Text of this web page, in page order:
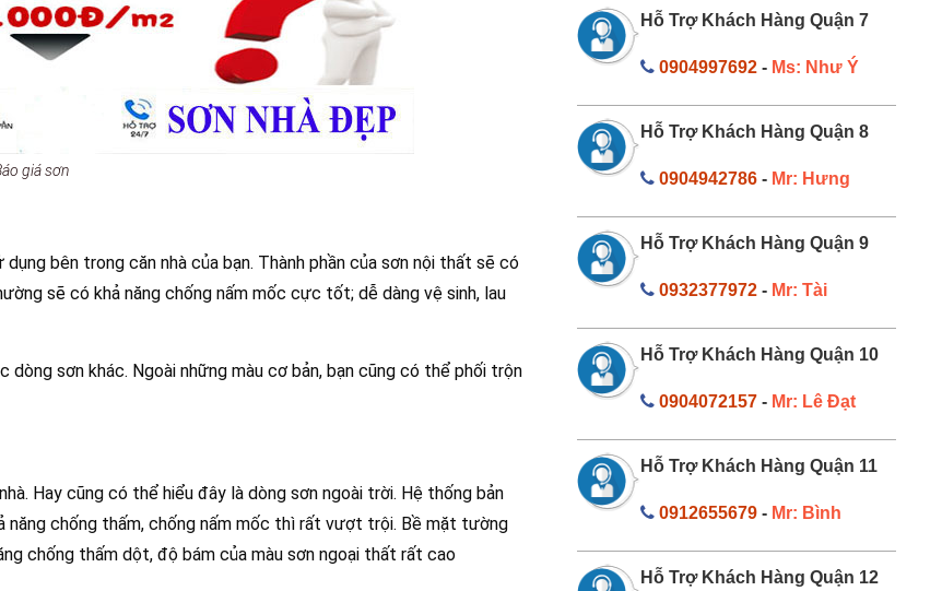
giá sơn
bên trong căn nhà của bạn. Thành phần của sơn nội thất sẽ có
sẽ có khả năng chống nấm mốc cực tốt; dễ dàng vệ sinh, lau
sơn khác. Ngoài những màu cơ bản, bạn cũng có thể phối trộn
Hay cũng có thể hiểu đây là dòng sơn ngoài trời. Hệ thống bản
năng chống thấm, chống nấm mốc thì rất vượt trội. Bề mặt tường
chống thấm dột, độ bám của màu sơn ngoại thất rất cao
Hỗ Trợ Khách Hàng Quận 7
0904997692 - Ms: Như Ý
Hỗ Trợ Khách Hàng Quận 8
0904942786 - Mr: Hưng
Hỗ Trợ Khách Hàng Quận 9
0932377972 - Mr: Tài
Hỗ Trợ Khách Hàng Quận 10
0904072157 - Mr: Lê Đạt
Hỗ Trợ Khách Hàng Quận 11
0912655679 - Mr: Bình
Hỗ Trợ Khách Hàng Quận 12